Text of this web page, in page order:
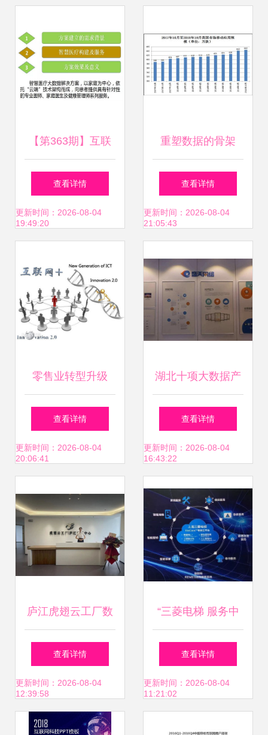
【第363期】互联
网数据服务助力智
慧医疗 云威榜大数
疗未来
查看详情
更新时间：2026-08-04
19:49:20
重塑数据的骨架
199it引领互联网数
据资讯服务新纪元
查看详情
更新时间：2026-08-04
21:05:43
零售业转型升级
“互联网+”成发展新
方向——互联网数
查看详情
更新时间：2026-08-04
20:06:41
湖北十项大数据产
业园加速推进 武
汉、宜昌、鄂州、
力互联网数据服务
查看详情
更新时间：2026-08-04
16:43:22
庐江虎翅云工厂数
字中心 引领互联网
数据服务新篇章
查看详情
更新时间：2026-08-04
12:39:58
“三菱电梯 服务中
国”重磅亮相2018
电梯展 智能化服务
查看详情
更新时间：2026-08-04
11:21:02